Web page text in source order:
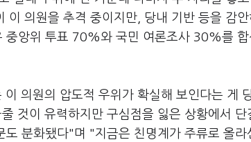
의원을 추격 중이지만, 당내 기반 등을 감안
중앙위 투표 70%와 국민 여론조사 30%를
의원의 압도적 우위가 확실해 보인다는 게
것이 유력하지만 구심점을 잃은 상황에서 단
분화됐다"며 "지금은 친명계가 주류로 올라